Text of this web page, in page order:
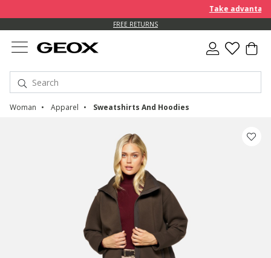
Take advantage of
FREE RETURNS
Woman Apparel Sweatshirts And Hoodies